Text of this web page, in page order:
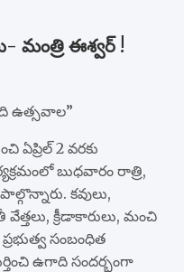
మంత్రి ఈశ్వర్ !
ఉత్సవాల”
ఏప్రిల్ 2 వరకు
బుధవారం రాత్రి,
కవులు,
క్రీడాకారులు, మంచి
సంబంధిత
ఉగాది సందర్భంగా